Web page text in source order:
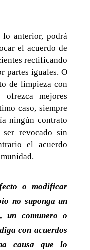
lo anterior, podrá
el acuerdo de
rectificando
partes iguales. O
de limpieza con
mejores
caso, siempre
ningún contrato
revocado sin
el acuerdo
o modificar
no suponga un
un comunero o
con acuerdos
causa que lo